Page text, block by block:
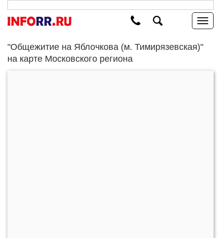
"Общежитие на Яблочкова (м. Тимирязевская)"
на карте Московского региона